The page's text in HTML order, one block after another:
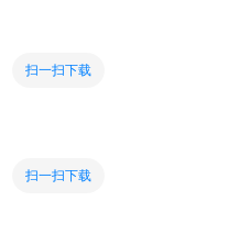
扫一扫下载
扫一扫下载